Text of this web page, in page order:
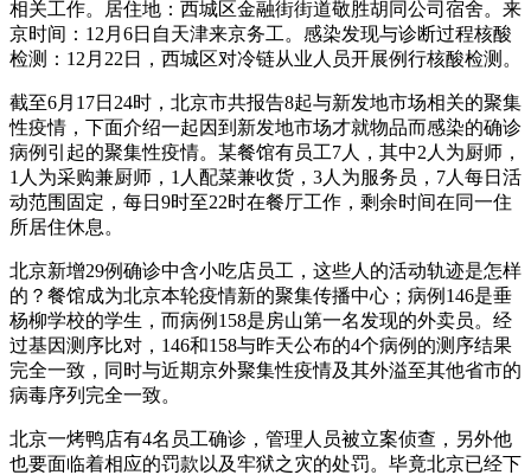
相关工作。居住地：西城区金融街街道敬胜胡同公司宿舍。来
京时间：12月6日自天津来京务工。感染发现与诊断过程核酸
检测：12月22日，西城区对冷链从业人员开展例行核酸检测。
截至6月17日24时，北京市共报告8起与新发地市场相关的聚集
性疫情，下面介绍一起因到新发地市场才就物品而感染的确诊
病例引起的聚集性疫情。某餐馆有员工7人，其中2人为厨师，
1人为采购兼厨师，1人配菜兼收货，3人为服务员，7人每日活
动范围固定，每日9时至22时在餐厅工作，剩余时间在同一住
所居住休息。
北京新增29例确诊中含小吃店员工，这些人的活动轨迹是怎样
的？餐馆成为北京本轮疫情新的聚集传播中心；病例146是垂
杨柳学校的学生，而病例158是房山第一名发现的外卖员。经
过基因测序比对，146和158与昨天公布的4个病例的测序结果
完全一致，同时与近期京外聚集性疫情及其外溢至其他省市的
病毒序列完全一致。
北京一烤鸭店有4名员工确诊，管理人员被立案侦查，另外他
也要面临着相应的罚款以及牢狱之灾的处罚。毕竟北京已经下